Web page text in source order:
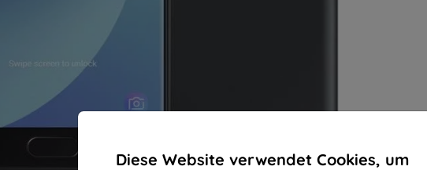
Diese Website verwendet Cookies, um